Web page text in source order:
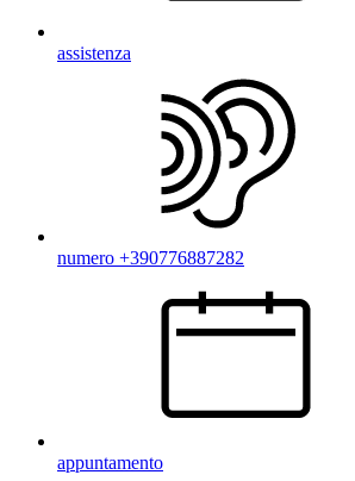
assistenza
numero +390776887282
appuntamento